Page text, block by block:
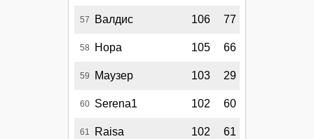
57 Валдис 106 77
58 Нора 105 66
59 Маузер 103 29
60 Serena1 102 60
61 Raisa 102 61